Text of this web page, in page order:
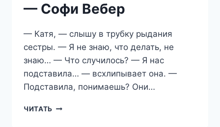
— Софи Вебер
— Катя, — слышу в трубку рыдания
сестры. — Я не знаю, что делать, не
знаю… — Что случилось? — Я нас
подставила… — всхлипывает она. —
Подставила, понимаешь? Они…
ЧИТАТЬ ЕГО